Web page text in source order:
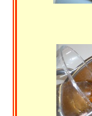
Verser